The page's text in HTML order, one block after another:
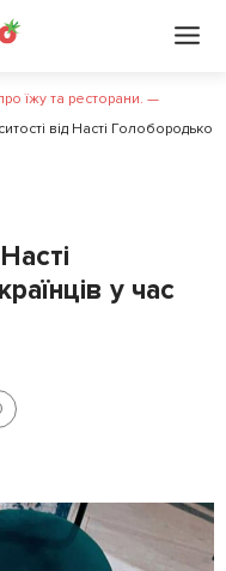
їжу та ресторани. —
від Насті Голобородько
у час